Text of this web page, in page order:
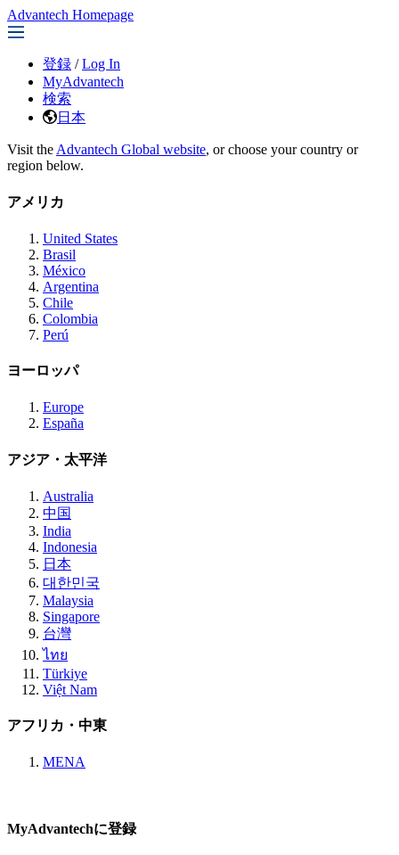
Advantech Homepage
登録 / Log In
MyAdvantech
検索
日本
Visit the Advantech Global website, or choose your country or
region below.
アメリカ
United States
Brasil
México
Argentina
Chile
Colombia
Perú
ヨーロッパ
Europe
España
アジア・太平洋
Australia
中国
India
Indonesia
日本
대한민국
Malaysia
Singapore
台灣
ไทย
Türkiye
Việt Nam
アフリカ・中東
MENA
MyAdvantechに登録